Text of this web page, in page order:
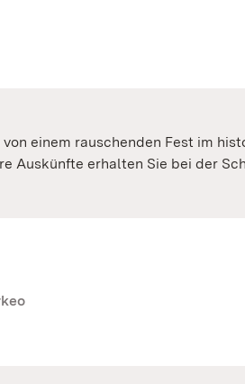
von einem rauschenden Fest im
Auskünfte erhalten Sie bei der